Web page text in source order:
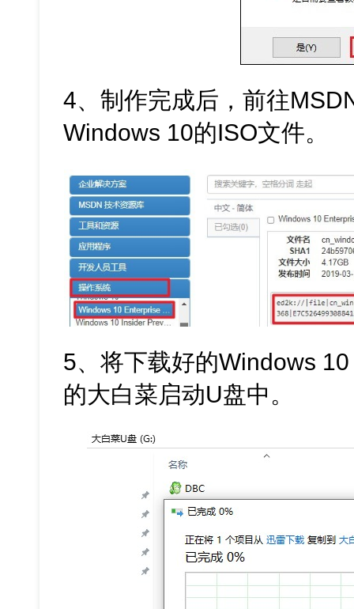
4、制作完成后，前往
Windows 10的ISO文件。
5、将下载好的Windows
的大白菜启动U盘中。